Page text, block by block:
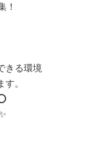
！
きる環境
。